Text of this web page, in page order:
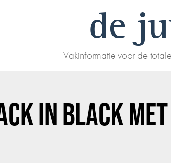
de
Vakinformatie voor de
IN BLACK MET